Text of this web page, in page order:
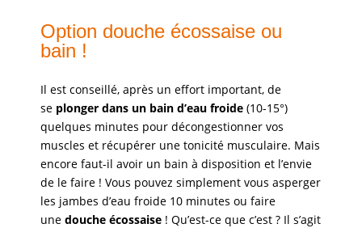
Option douche écossaise ou
bain !
Il est conseillé, après un effort important, de
se plonger dans un bain d’eau froide(10-15°)
quelques minutes pour décongestionner vos
muscles et récupérer une tonicité musculaire. Mais
encore faut-il avoir un bain à disposition et l’envie
de le faire ! Vous pouvez simplement vous asperger
les jambes d’eau froide 10 minutes ou faire
unedouche écossaise! Qu’est-ce que c’est ? Il s’agit